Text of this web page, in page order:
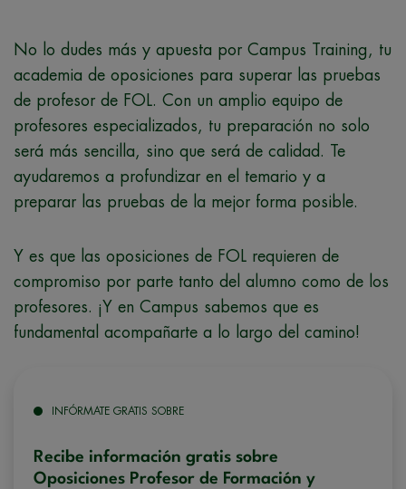
No lo dudes más y apuesta por Campus Training, tu
academia de oposiciones para superar las pruebas
de profesor de FOL. Con un amplio equipo de
profesores especializados, tu preparación no solo
será más sencilla, sino que será de calidad. Te
ayudaremos a profundizar en el temario y a
preparar las pruebas de la mejor forma posible.
Y es que las oposiciones de FOL requieren de
compromiso por parte tanto del alumno como de los
profesores. ¡Y en Campus sabemos que es
fundamental acompañarte a lo largo del camino!
INFÓRMATE GRATIS SOBRE
Recibe información gratis sobre
Oposiciones Profesor de Formación y